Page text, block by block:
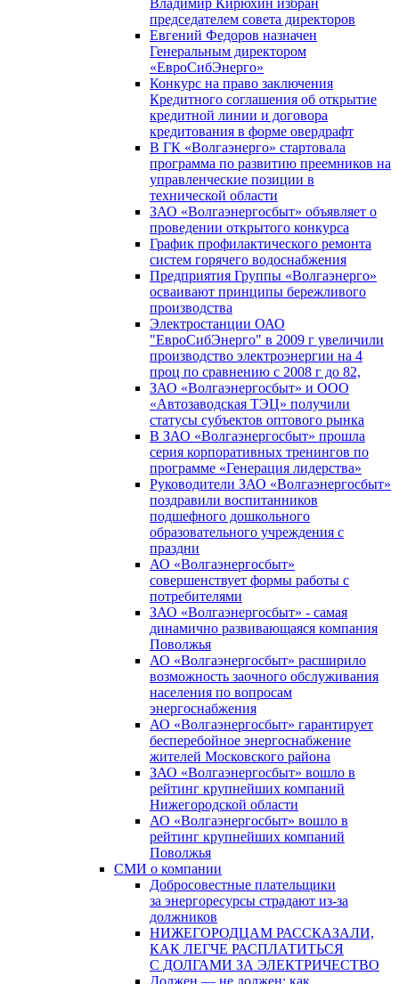
Владимир Кирюхин избран
председателем совета директоров
Евгений Федоров назначен
Генеральным директором
«ЕвроСибЭнерго»
Конкурс на право заключения
Кредитного соглашения об открытие
кредитной линии и договора
кредитования в форме овердрафт
В ГК «Волгаэнерго» стартовала
программа по развитию преемников на
управленческие позиции в
технической области
ЗАО «Волгаэнергосбыт» объявляет о
проведении открытого конкурса
График профилактического ремонта
систем горячего водоснабжения
Предприятия Группы «Волгаэнерго»
осваивают принципы бережливого
производства
Электростанции ОАО
"ЕвроСибЭнерго" в 2009 г увеличили
производство электроэнергии на 4
проц по сравнению с 2008 г до 82,
ЗАО «Волгаэнергосбыт» и ООО
«Автозаводская ТЭЦ» получили
статусы субъектов оптового рынка
В ЗАО «Волгаэнергосбыт» прошла
серия корпоративных тренингов по
программе «Генерация лидерства»
Руководители ЗАО «Волгаэнергосбыт»
поздравили воспитанников
подшефного дошкольного
образовательного учреждения с
праздни
АО «Волгаэнергосбыт»
совершенствует формы работы с
потребителями
ЗАО «Волгаэнергосбыт» - самая
динамично развивающаяся компания
Поволжья
АО «Волгаэнергосбыт» расширило
возможность заочного обслуживания
населения по вопросам
энергоснабжения
АО «Волгаэнергосбыт» гарантирует
бесперебойное энергоснабжение
жителей Московского района
ЗАО «Волгаэнергосбыт» вошло в
рейтинг крупнейших компаний
Нижегородской области
АО «Волгаэнергосбыт» вошло в
рейтинг крупнейших компаний
Поволжья
СМИ о компании
Добросовестные плательщики
за энергоресурсы страдают из-за
должников
НИЖЕГОРОДЦАМ РАССКАЗАЛИ,
КАК ЛЕГЧЕ РАСПЛАТИТЬСЯ
С ДОЛГАМИ ЗА ЭЛЕКТРИЧЕСТВО